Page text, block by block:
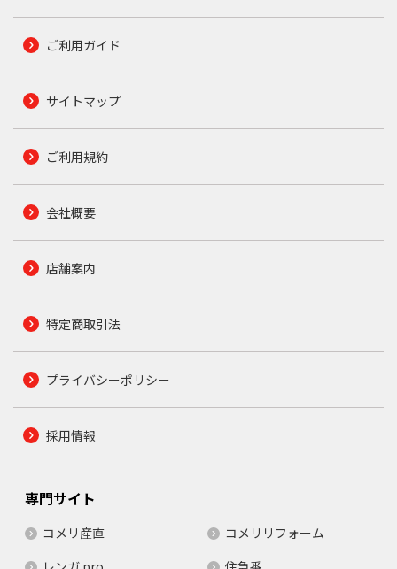
ご利用ガイド
サイトマップ
ご利用規約
会社概要
店舗案内
特定商取引法
プライバシーポリシー
採用情報
専門サイト
コメリ産直
コメリリフォーム